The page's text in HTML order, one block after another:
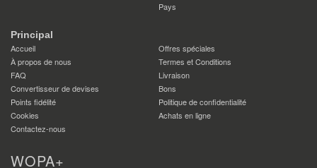
Pays
Principal
Accueil
Offres spéciales
À propos de nous
Termes et Conditions
FAQ
Livraison
Convertisseur de devises
Bons
Points fidélité
Politique de confidentialité
Cookies
Achats en ligne
Contactez-nous
WOPA+